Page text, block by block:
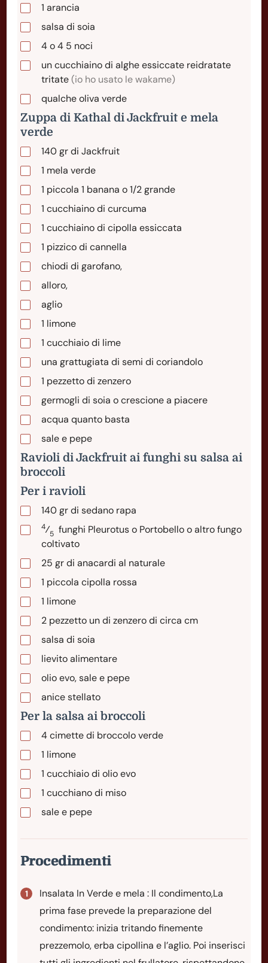
1 arancia
salsa di soia
4o4 5 noci
un cucchiaino di alghe essiccate reidratate
tritate(io ho usato le wakame)
qualche oliva verde
Zuppa di Kathal di Jackfruit e mela
verde
140grdi Jackfruit
1 mela verde
1 piccola 1 banana o 1/2 grande
1 cucchiainodi curcuma
1 cucchiainodi cipolla essiccata
1 pizzicodi cannella
chiodi di garofano,
alloro,
aglio
1 limone
1 cucchiaiodi lime
una grattugiata di semi di coriandolo
1 pezzettodi zenzero
germogli di soia o crescione a piacere
acqua quanto basta
sale e pepe
Ravioli di Jackfruit ai funghi su salsa ai
broccoli
Per i ravioli
140grdi sedano rapa
4⁄5 funghi Pleurotus o Portobello o altro fungo
coltivato
25 grdi anacardi al naturale
1 piccola cipolla rossa
1 limone
2 pezzetto un di zenzero di circa cm
salsa di soia
lievito alimentare
olio evo, sale e pepe
anice stellato
Per la salsa ai broccoli
4cimettedi broccolo verde
1 limone
1 cucchiaiodi olio evo
1 cucchianodi miso
sale e pepe
Procedimenti
Insalata In Verde e mela : Il condimento,La
prima fase prevede la preparazione del
condimento: inizia tritando finemente
prezzemolo, erba cipollina e l’aglio. Poi inserisci